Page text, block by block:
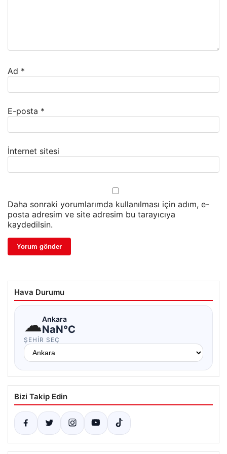
Ad *
E-posta *
İnternet sitesi
Daha sonraki yorumlarımda kullanılması için adım, e-
posta adresim ve site adresim bu tarayıcıya
kaydedilsin.
Hava Durumu
☁Ankara
NaN°C
ŞEHIR SEÇ
Bizi Takip Edin